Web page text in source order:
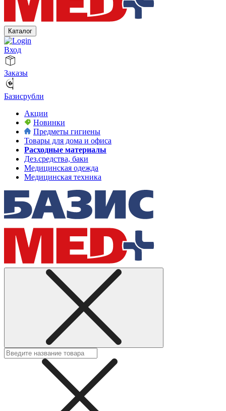
Каталог
Вход
Заказы
Базисрубли
Акции
Новинки
Предметы гигиены
Товары для дома и офиса
Расходные материалы
Дез.средства, баки
Медицинская одежда
Медицинская техника